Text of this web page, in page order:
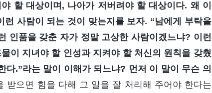
할 대상이며, 나아가 저버려야 할 대상이다. 왜 이
사람이 되는 것이 맞는지를 보자. “남에게 부탁을
인품을 갖춘 자가 정말 고상한 사람이겠느냐? 이런
이 지녀야 할 인성과 지켜야 할 처신의 원칙을 갖췄
.”라는 말이 이해가 되느냐? 먼저 이 말이 무슨 의
받으면 힘을 다해 그 일을 잘 처리해 주어야 한다는